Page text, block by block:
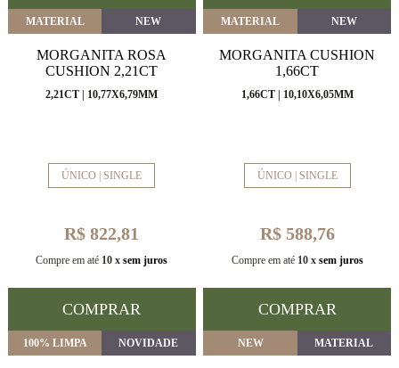
MATERIAL NEW
MORGANITA ROSA
CUSHION 2,21CT
2,21CT | 10,77X6,79MM
ÚNICO | SINGLE
R$ 822,81
Compre em até 10 x sem juros
COMPRAR
MATERIAL NEW
MORGANITA CUSHION
1,66CT
1,66CT | 10,10X6,05MM
ÚNICO | SINGLE
R$ 588,76
Compre em até 10 x sem juros
COMPRAR
100% LIMPA NOVIDADE NEW MATERIAL